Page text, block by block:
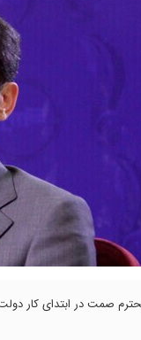
صمت در ابتدای کار